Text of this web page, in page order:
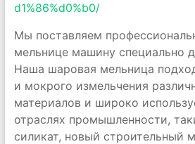
d1%86%d0%b0/
Мы поставляем
мельнице машину специально
Наша шаровая мельница
и мокрого измельчения
материалов и широко
отраслях промышленности,
силикат, новый строительный